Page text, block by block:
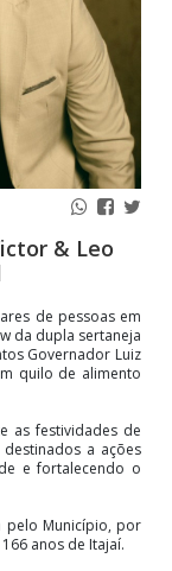
& Leo
de pessoas em
da dupla sertaneja
Governador Luiz
quilo de alimento
as festividades de
a ações
e fortalecendo o
pelo Município, por
anos de Itajaí.